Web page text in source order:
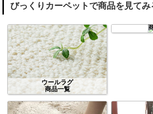
びっくりカーペットで商品を見てみ
ウールラグ
商品一覧